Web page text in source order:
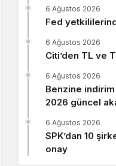
Sistem
Sistem
Fed
6 Ağustos 2026
Citi’den TL ve
6 Ağustos 2026
Benzine
2026 güncel
6 Ağustos 2026
SPK’dan 10
onay
6 Ağustos 2026